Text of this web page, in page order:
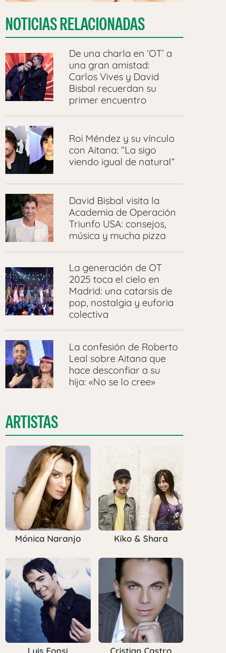
NOTICIAS RELACIONADAS
De una charla en ‘OT’ a
una gran amistad:
Carlos Vives y David
Bisbal recuerdan su
primer encuentro
Roi Méndez y su vínculo
con Aitana: “La sigo
viendo igual de natural”
David Bisbal visita la
Academia de Operación
Triunfo USA: consejos,
música y mucha pizza
La generación de OT
2025 toca el cielo en
Madrid: una catarsis de
pop, nostalgia y euforia
colectiva
La confesión de Roberto
Leal sobre Aitana que
hace desconfiar a su
hija: «No se lo cree»
ARTISTAS
Mónica Naranjo Kiko & Shara